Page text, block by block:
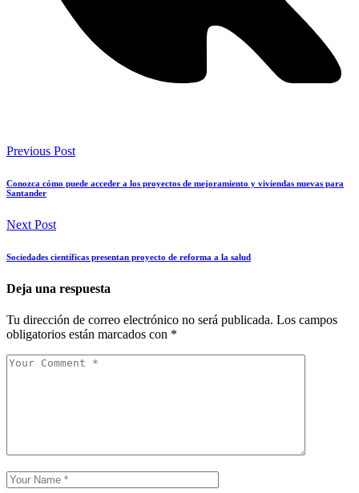
Previous Post
Conozca cómo puede acceder a los proyectos de mejoramiento y viviendas nuevas para
Santander
Next Post
Sociedades científicas presentan proyecto de reforma a la salud
Deja una respuesta
Tu dirección de correo electrónico no será publicada. Los campos
obligatorios están marcados con *